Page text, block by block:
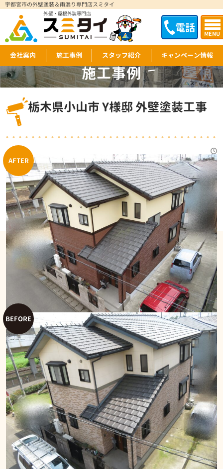
電話 MENU
宇都宮市の外壁塗装＆雨漏り専門店スミタイ
外壁・屋根外装専門店
会社案内 施工事例 スタッフ紹介 キャンペーン情報
施工事例
WORKS
栃木県小山市 Y様邸 外壁塗装工事